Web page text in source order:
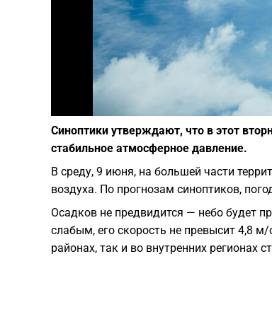
Синоптики утверждают, что в этот
стабильное атмосферное давление.
В среду, 9 июня, на большей части
воздуха. По прогнозам синоптиков,
Осадков не предвидится — небо будет
слабым, его скорость не превысит 4,8
районах, так и во внутренних регионах